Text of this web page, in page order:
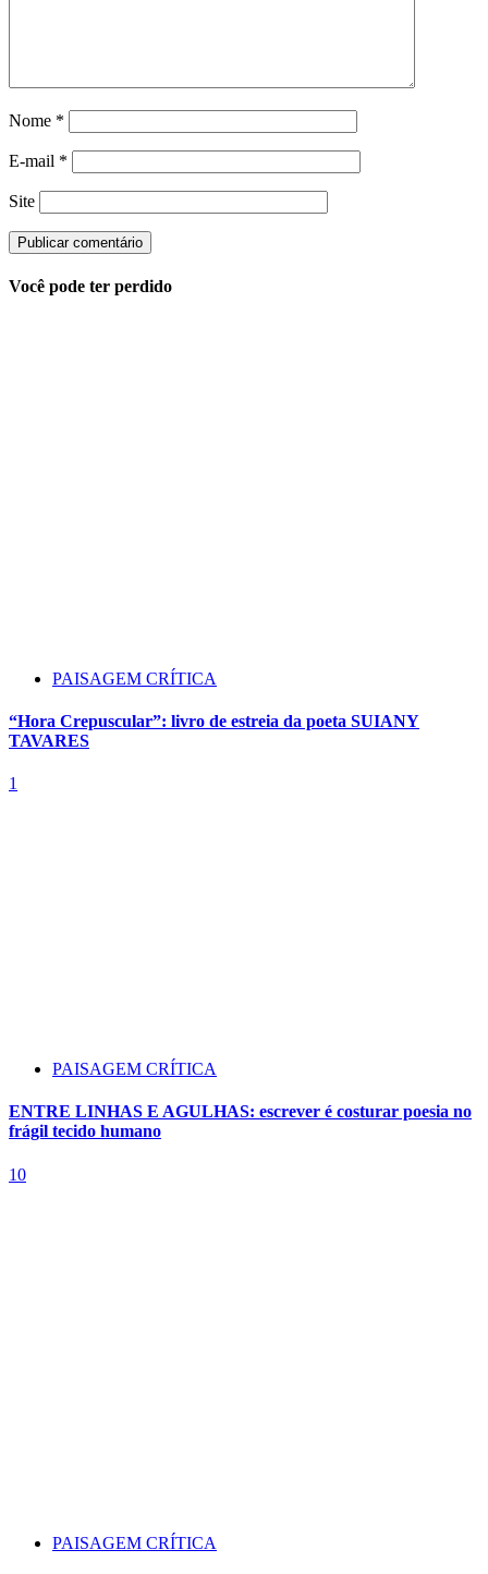
Nome *
E-mail *
Site
Você pode ter perdido
PAISAGEM CRÍTICA
“Hora Crepuscular”: livro de estreia da poeta SUIANY
TAVARES
1
PAISAGEM CRÍTICA
ENTRE LINHAS E AGULHAS: escrever é costurar poesia no
frágil tecido humano
10
PAISAGEM CRÍTICA